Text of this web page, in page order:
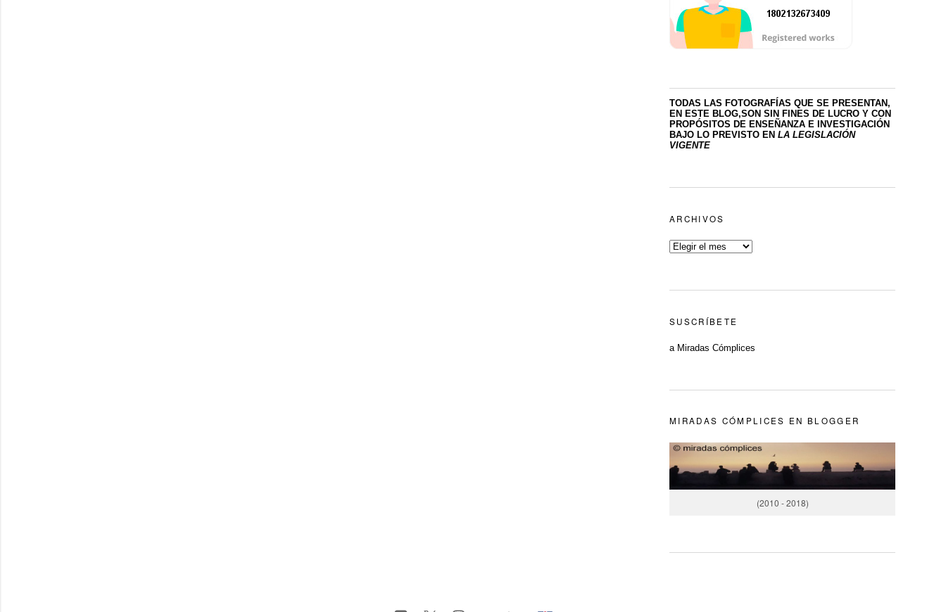
TODAS LAS FOTOGRAFÍAS QUE SE PRESENTAN,
EN ESTE BLOG,SON SIN FINES DE LUCRO Y CON
PROPÓSITOS DE ENSEÑANZA E INVESTIGACIÓN
BAJO LO PREVISTO EN LA LEGISLACIÓN
VIGENTE
ARCHIVOS
SUSCRÍBETE
a Miradas Cómplices
MIRADAS CÓMPLICES EN BLOGGER
(2010 - 2018)